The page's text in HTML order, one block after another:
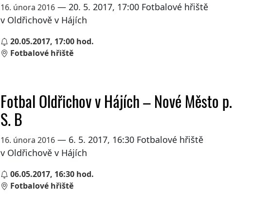
16. února 2016— 20. 5. 2017, 17:00 Fotbalové hřiště
v Oldřichově v Hájích
20.05.2017, 17:00 hod.
Fotbalové hřiště
Fotbal Oldřichov v Hájích – Nové Město p.
S. B
16. února 2016— 6. 5. 2017, 16:30 Fotbalové hřiště
v Oldřichově v Hájích
06.05.2017, 16:30 hod.
Fotbalové hřiště